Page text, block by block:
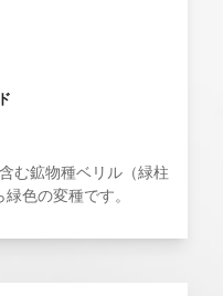
む鉱物種ベリル（緑柱
色の変種です。